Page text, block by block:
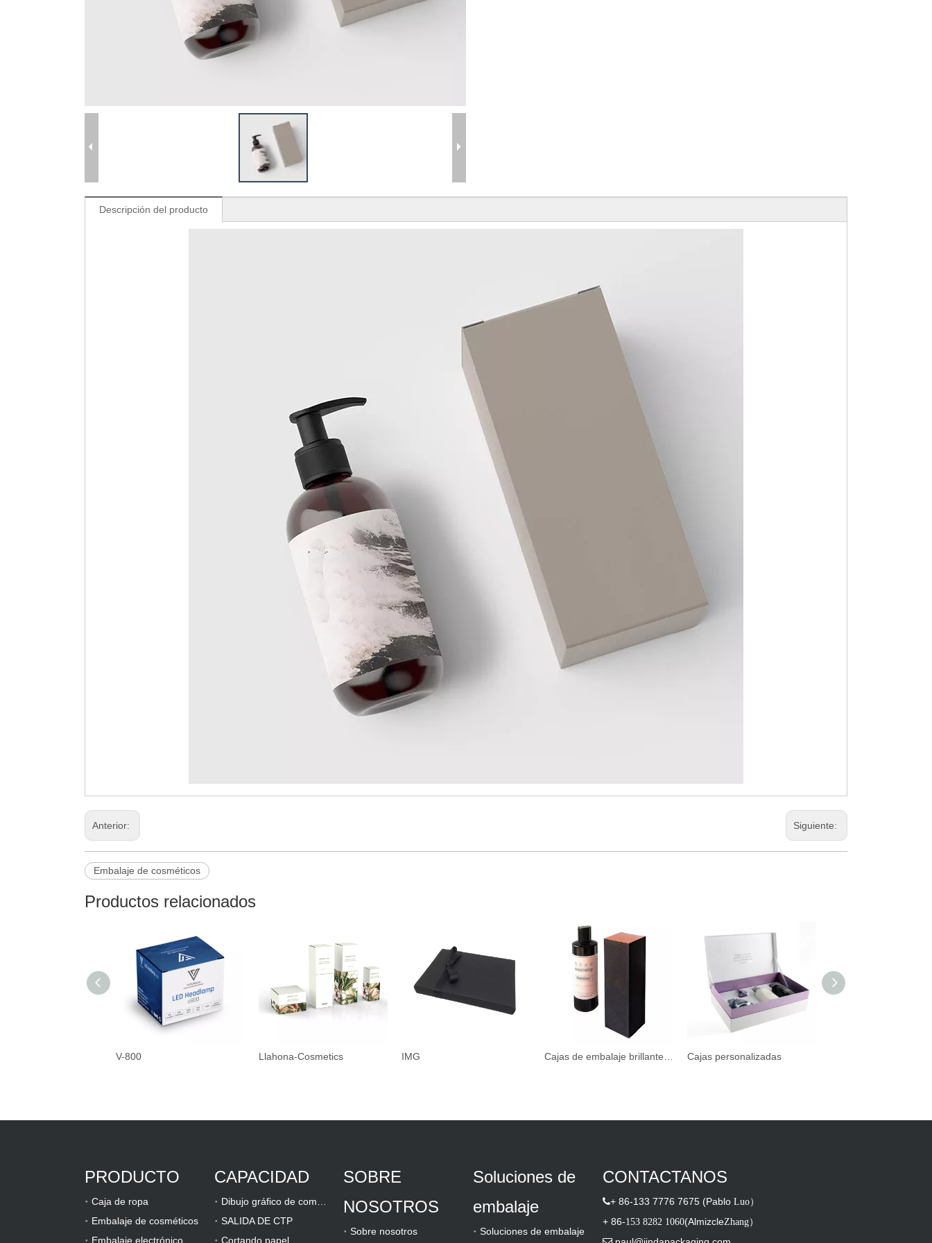
Descripción del producto
Anterior: Siguiente:
Embalaje de cosméticos
Productos relacionados
V-800 Llahona-Cosmetics IMG Cajas de embalaje brillante-loción Cajas personalizadas
PRODUCTO
Caja de ropa
Embalaje de cosméticos
Embalaje electrónico
CAPACIDAD
Dibujo gráfico de computadora
SALIDA DE CTP
Cortando papel
SOBRE
NOSOTROS
Sobre nosotros
Soluciones de
embalaje
Soluciones de embalaje
CONTACTANOS
+ 86-133 7776 7675 (Pablo Luo）
+ 86-153 8282 1060(AlmizcleZhang）